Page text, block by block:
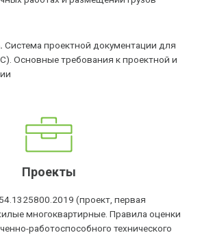
Система проектной документации для
Основные требования к проектной и
Проекты
(проект, первая
многоквартирные. Правила оценки
работоспособного технического